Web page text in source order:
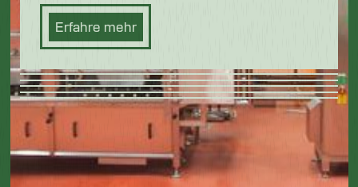
Erfahre mehr